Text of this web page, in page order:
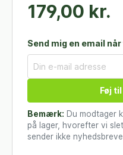
179,00 kr.
Send mig en email
Føj
Bemærk: Du modtager
på lager, hvorefter vi
sender ikke